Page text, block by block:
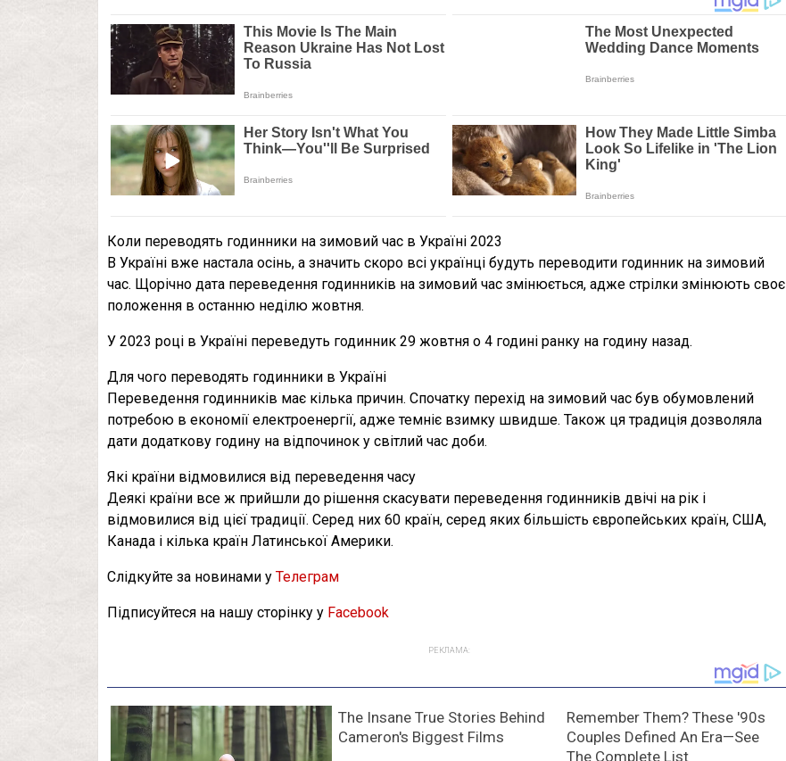
Коли переводять годинники на зимовий час в Україні 2023
В Україні вже настала осінь, а значить скоро всі українці будуть переводити годинник на зимовий
час. Щорічно дата переведення годинників на зимовий час змінюється, адже стрілки змінюють своє
положення в останню неділю жовтня.
У 2023 році в Україні переведуть годинник 29 жовтня о 4 годині ранку на годину назад.
Для чого переводять годинники в Україні
Переведення годинників має кілька причин. Спочатку перехід на зимовий час був обумовлений
потребою в економії електроенергії, адже темніє взимку швидше. Також ця традиція дозволяла
дати додаткову годину на відпочинок у світлий час доби.
Які країни відмовилися від переведення часу
Деякі країни все ж прийшли до рішення скасувати переведення годинників двічі на рік і
відмовилися від цієї традиції. Серед них 60 країн, серед яких більшість європейських країн, США,
Канада і кілька країн Латинської Америки.
Слідкуйте за новинами у Телеграм
Підписуйтеся на нашу сторінку у Facebook
РЕКЛАМА: